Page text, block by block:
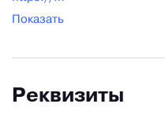
Показать
Реквизиты